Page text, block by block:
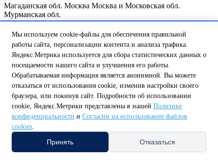
Магаданская обл. Москва Москва и Московская обл.
Мурманская обл.
Н
Нижегородская обл. Нижний Новгород Новгородская обл.
Новосибирская обл.
Омская обл. Оренбургская обл. Орловская обл.
Пензенская обл. Псковская обл.
Республика Мордовия Республика Мэрий Эл Республика
Татарстан
Республика Чувашия Ростовская обл.
Самарская обл. Санкт-Петербург Саратовская обл.
Сахалинская обл.
Тамбовская обл. Тверская обл. Томская обл. Тульская обл.
Тюменская обл.
Мы используем cookie-файлы для обеспечения правильной
работы сайта, персонализации контента и анализа трафика.
Яндекс.Метрика используется для сбора статистических данных о
посещаемости нашего сайта и улучшения его работы.
Обрабатываемая информация является анонимной. Вы можете
отказаться от использования cookie, изменив настройки своего
браузера, или покинув сайт. Подробности об использовании
cookie, Яндекс.Метрики представлены в нашей Политике
конфиденциальности и Согласии на использование файлов
cookies.
Принять Отказаться